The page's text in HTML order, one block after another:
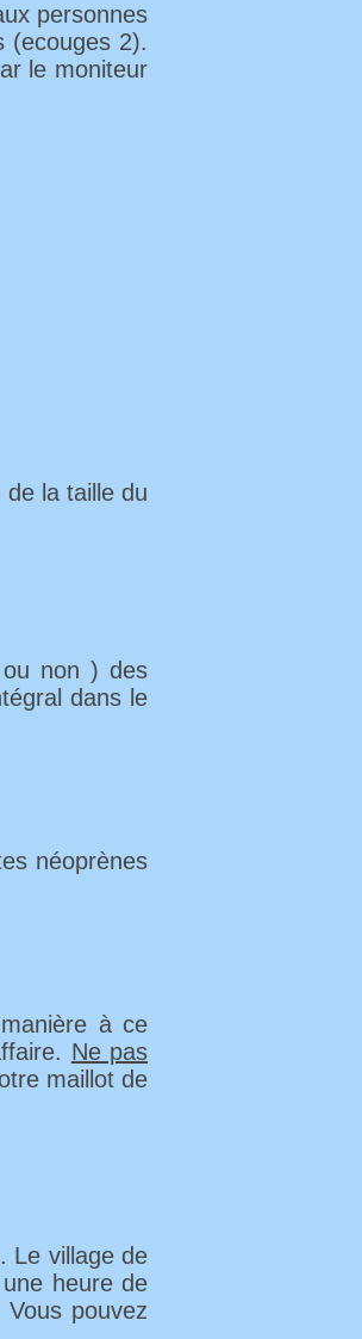
personnes
(ecouges 2).
le moniteur
la taille du
non ) des
dans le
néoprènes
à ce
Ne pas
maillot de
Le village de
heure de
pouvez